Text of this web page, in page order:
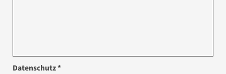
Datenschutz *